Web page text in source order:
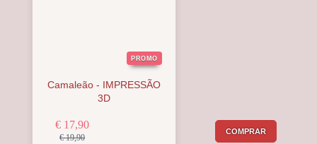
PROMO
Camaleão - IMPRESSÃO
3D
€ 17,90
€ 19,90
COMPRAR